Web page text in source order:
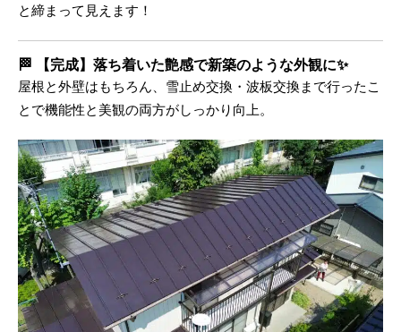
と締まって見えます！
🏁 【完成】落ち着いた艶感で新築のような外観に✨
屋根と外壁はもちろん、雪止め交換・波板交換まで行ったこ
とで機能性と美観の両方がしっかり向上。